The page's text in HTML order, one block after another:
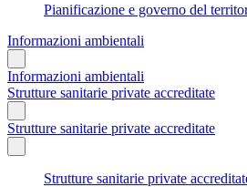
Pianificazione e governo del
Informazioni ambientali
Informazioni ambientali
Strutture sanitarie private accreditate
Strutture sanitarie private accreditate
Strutture sanitarie private